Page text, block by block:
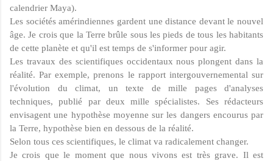
calendrier Maya).
Les sociétés amérindiennes gardent une distance devant le nouvel
âge. Je crois que la Terre brûle sous les pieds de tous les habitants
de cette planète et qu'il est temps de s'informer pour agir.
Les travaux des scientifiques occidentaux nous plongent dans la
réalité. Par exemple, prenons le rap­port intergouvernemental sur
l'évolution du climat, un texte de mille pages d'analyses
techniques, publié par deux mille spécialistes. Ses rédacteurs
envisagent une hypothèse moyenne sur les dangers encourus par
la Terre, hypothèse bien en dessous de la réalité.
Selon tous ces scientifiques, le climat va radica­lement changer.
Je crois que le moment que nous vivons est très grave. Il est